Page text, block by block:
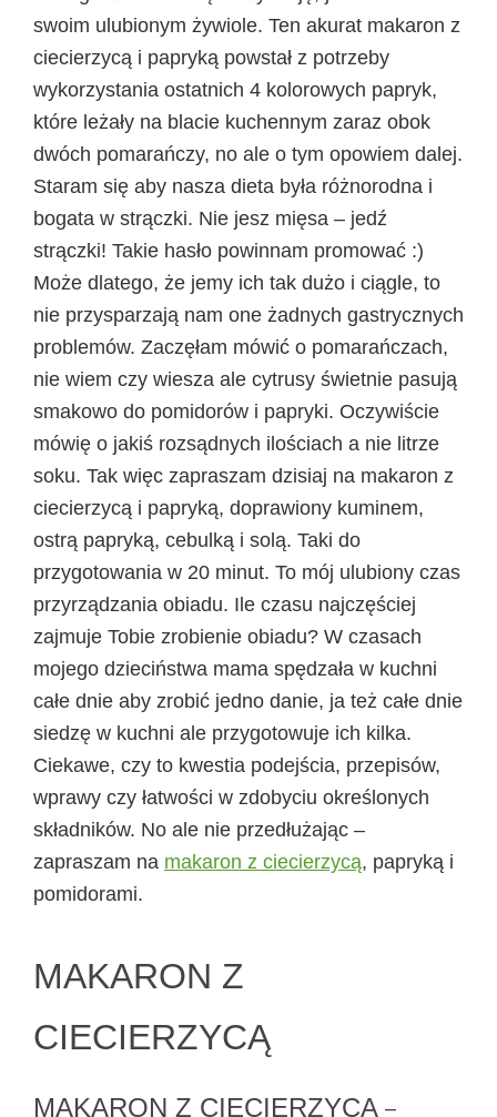
swoim ulubionym żywiole. Ten akurat makaron z
ciecierzycą i papryką powstał z potrzeby
wykorzystania ostatnich 4 kolorowych papryk,
które leżały na blacie kuchennym zaraz obok
dwóch pomarańczy, no ale o tym opowiem dalej.
Staram się aby nasza dieta była różnorodna i
bogata w strączki. Nie jesz mięsa – jedź
strączki! Takie hasło powinnam promować :)
Może dlatego, że jemy ich tak dużo i ciągle, to
nie przysparzają nam one żadnych gastrycznych
problemów. Zaczęłam mówić o pomarańczach,
nie wiem czy wiesza ale cytrusy świetnie pasują
smakowo do pomidorów i papryki. Oczywiście
mówię o jakiś rozsądnych ilościach a nie litrze
soku. Tak więc zapraszam dzisiaj na makaron z
ciecierzycą i papryką, doprawiony kuminem,
ostrą papryką, cebulką i solą. Taki do
przygotowania w 20 minut. To mój ulubiony czas
przyrządzania obiadu. Ile czasu najczęściej
zajmuje Tobie zrobienie obiadu? W czasach
mojego dzieciństwa mama spędzała w kuchni
całe dnie aby zrobić jedno danie, ja też całe dnie
siedzę w kuchni ale przygotowuje ich kilka.
Ciekawe, czy to kwestia podejścia, przepisów,
wprawy czy łatwości w zdobyciu określonych
składników. No ale nie przedłużając –
zapraszam na makaron z ciecierzycą, papryką i
pomidorami.
MAKARON Z
CIECIERZYCĄ
MAKARON Z CIECIERZYCĄ –